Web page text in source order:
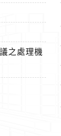
之處理機